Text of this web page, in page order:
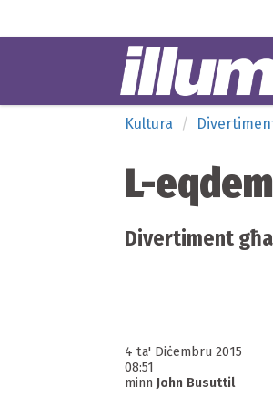
Kultura
L-
Divertiment
4 ta' Diċembru 2015
08:51
minn John Busuttil